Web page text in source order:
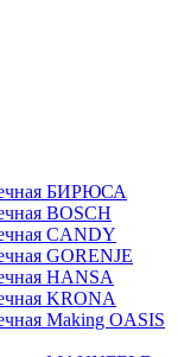
БИРЮСА
BOSCH
CANDY
GORENJE
HANSA
KRONA
Making OASIS